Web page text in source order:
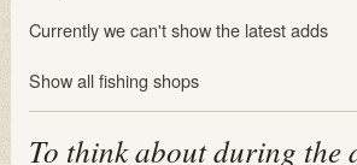
Currently we can't show the latest adds
Show all fishing shops
To think about during the